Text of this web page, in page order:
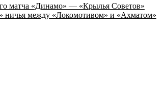
матча «Динамо» — «Крылья Советов»
ничья между «Локомотивом» и «Ахматом»